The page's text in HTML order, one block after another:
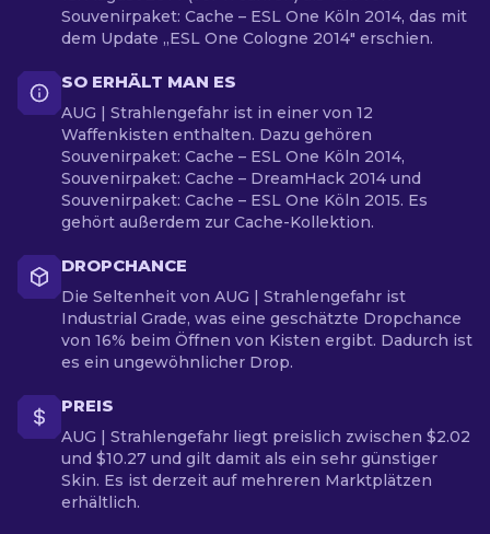
Souvenirpaket: Cache – ESL One Köln 2014, das mit
dem Update „ESL One Cologne 2014" erschien.
SO ERHÄLT MAN ES
AUG | Strahlengefahr ist in einer von 12
Waffenkisten enthalten. Dazu gehören
Souvenirpaket: Cache – ESL One Köln 2014,
Souvenirpaket: Cache – DreamHack 2014 und
Souvenirpaket: Cache – ESL One Köln 2015. Es
gehört außerdem zur Cache-Kollektion.
DROPCHANCE
Die Seltenheit von AUG | Strahlengefahr ist
Industrial Grade, was eine geschätzte Dropchance
von 16% beim Öffnen von Kisten ergibt. Dadurch ist
es ein ungewöhnlicher Drop.
PREIS
AUG | Strahlengefahr liegt preislich zwischen $2.02
und $10.27 und gilt damit als ein sehr günstiger
Skin. Es ist derzeit auf mehreren Marktplätzen
erhältlich.